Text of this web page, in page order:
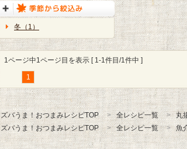
冬（1）
1ページ中1ページ目を表示 [ 1-1件目/1件中 ]
1
ズバうま！おつまみレシピTOP 全レシピ一覧
丸
ズバうま！おつまみレシピTOP
全レシピ一覧 魚